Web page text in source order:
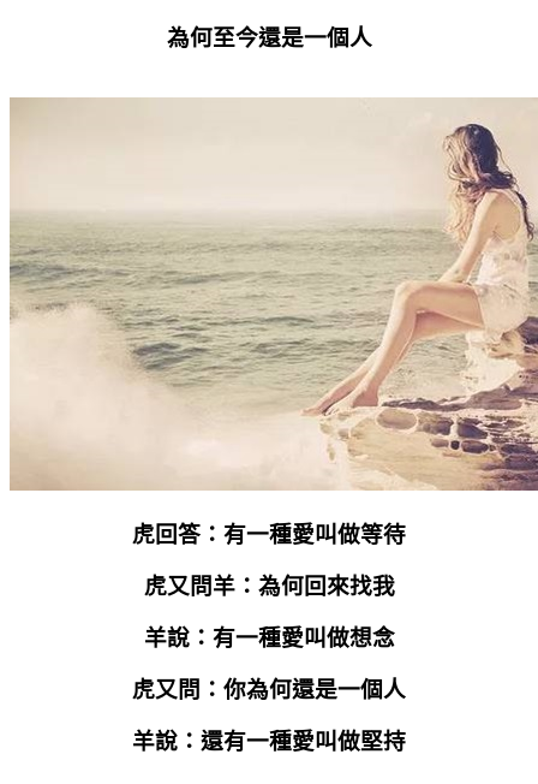
為何至今還是一個人
虎回答：有一種愛叫做等待
虎又問羊：為何回來找我
羊說：有一種愛叫做想念
虎又問：你為何還是一個人
羊說：還有一種愛叫做堅持